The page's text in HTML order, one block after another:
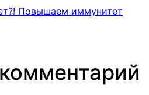
Повышаем иммунитет